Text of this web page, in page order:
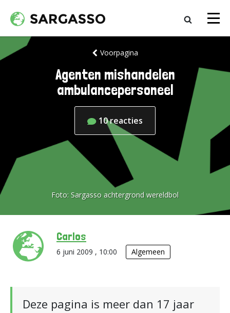
Voorpagina
Agenten mishandelen
ambulancepersoneel
10reacties
Foto: Sargasso achtergrond wereldbol
Carlos
6 juni 2009 , 10:00 Algemeen
Deze pagina is meer dan 17 jaar